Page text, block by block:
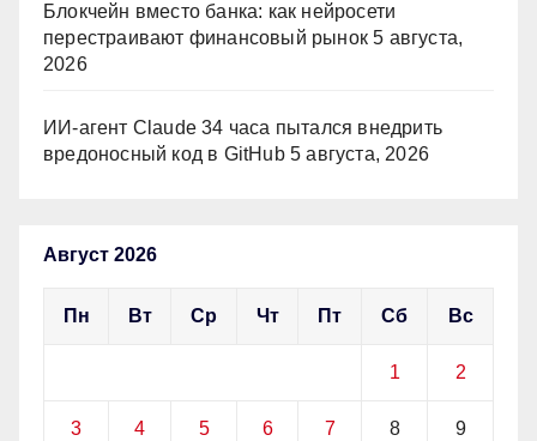
Блокчейн вместо банка: как нейросети
перестраивают финансовый рынок 5 августа,
2026
ИИ-агент Claude 34 часа пытался внедрить
вредоносный код в GitHub 5 августа, 2026
Август 2026
Пн Вт Ср Чт Пт Сб Вс
1 2
3 4 5 6 7 8 9